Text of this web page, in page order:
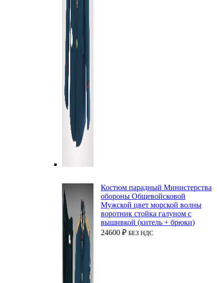
Костюм парадный Министерства
обороны Общевойсковой
Мужской цвет морской волны
воротник стойка галуном с
вышивкой (китель + брюки)
24600 ₽ БЕЗ НДС